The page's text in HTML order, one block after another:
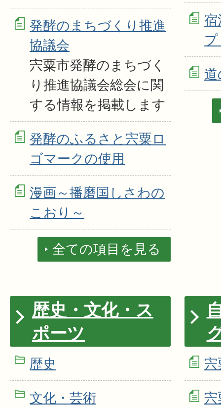
発酵のまちづくり推進
協議会
宍粟市発酵のまちづく
り推進協議会総会に関
する情報を掲載します
発酵のふるさと宍粟ロ
ゴマークの使用
漫画～播磨国しさわの
こおり～
全ての項目を見る
宿
歴史・文化・ス
ポーツ
歴史
文化・芸術